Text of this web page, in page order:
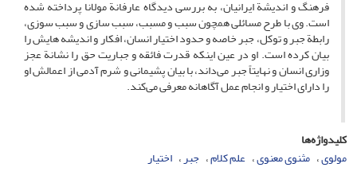
فرهنگ و اندیشة ایرانیان، به بررسی دیدگاه عارفانة مولانا پرداخته شده
است. وی با طرح مسائلی همچون سبب و مسبب، سبب سازی و سبب سوزی،
رابطة جبر و توکل، جبر خاصه و حدود اختیار انسان، افکار و اندیشه هایش را
بیان کرده است. او در عین اینکه قدرت فائقه و جباریت حق را نشانة عجز
وزاری انسان و نهایتاً جبر می‌داند، با بیان پشیمانی و شرم آدمی از اعمالش او
را دارای اختیار و انجام عمل آگاهانه معرفی می‌کند.
کلیدواژه‌ها
مولوی مثنوی معنوی علم کلام جبر اختیار